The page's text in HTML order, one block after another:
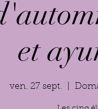
et
ven. 27 sept.